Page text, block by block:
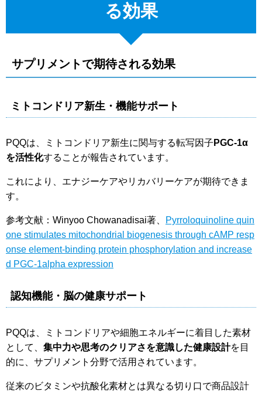
る効果
サプリメントで期待される効果
ミトコンドリア新生・機能サポート
PQQは、ミトコンドリア新生に関与する転写因子 PGC-1α
を活性化することが報告されています。
これにより、エナジーケアやリカバリーケアが期待できま
す。
参考文献：Winyoo Chowanadisai著、
Pyrroloquinoline quin
one stimulates mitochondrial biogenesis through cAMP resp
onse element-binding protein phosphorylation and increase
d PGC-1alpha expression
認知機能・脳の健康サポート
PQQは、ミトコンドリアや細胞エネルギーに着目した素材
として、 集中力や思考のクリアさを意識した健康設計を目
的に、サプリメント分野で活用されています。
従来のビタミンや抗酸化素材とは異なる切り口で商品設計